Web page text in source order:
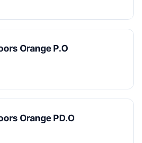
Orange P.O
Orange PD.O